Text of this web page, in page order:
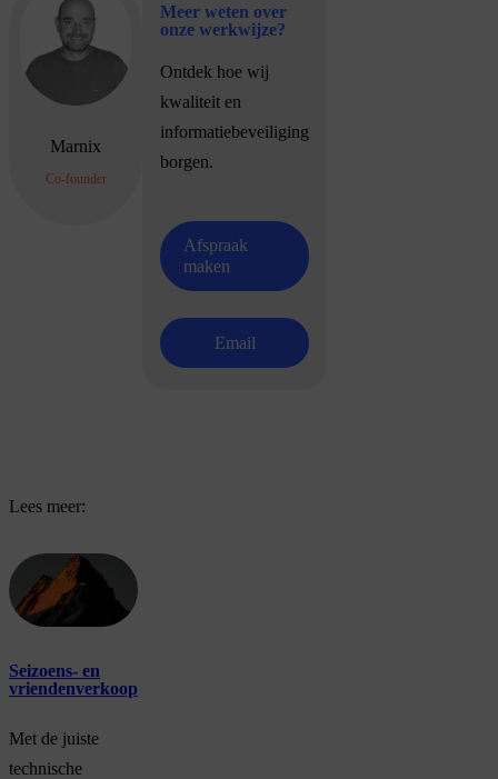
Marnix
Co-founder
Meer weten over
onze werkwijze?
Ontdek hoe wij
kwaliteit en
informatiebeveiliging
borgen.
Afspraak
maken
Email
Lees meer:
Seizoens- en
vriendenverkoop
Met de juiste
technische